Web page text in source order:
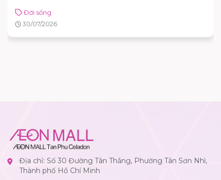
Đời sống
30/07/2026
Địa chỉ: Số 30 Đường Tân Thắng, Phường Tân Sơn Nhì,
Thành phố Hồ Chí Minh